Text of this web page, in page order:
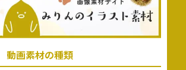
動画素材の種類